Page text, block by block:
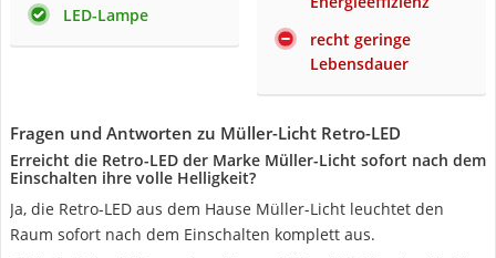
LED-Lampe
recht geringe
Lebensdauer
Fragen und Antworten zu Müller-Licht Retro-LED
Erreicht die Retro-LED der Marke Müller-Licht sofort nach dem
Einschalten ihre volle Helligkeit?
Ja, die Retro-LED aus dem Hause Müller-Licht leuchtet den
Raum sofort nach dem Einschalten komplett aus.